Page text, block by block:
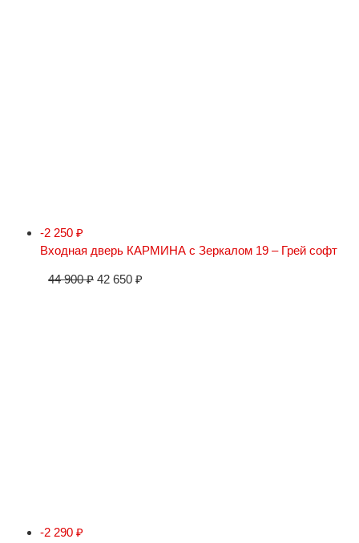
-2 250 ₽
Входная дверь КАРМИНА с Зеркалом 19 – Грей софт
44 900₽ 42 650 ₽
-2 290 ₽